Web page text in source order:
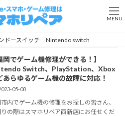
ースイッチ Nintendo switch
岡でゲーム機修理ができる！】
Switch、PlayStation、Xbox
あらゆるゲーム機の故障に対応！
05-08
内でゲーム機の修理をお探しの皆さん、
りの際はスマホリペア西新店にお任せくだ
MENU